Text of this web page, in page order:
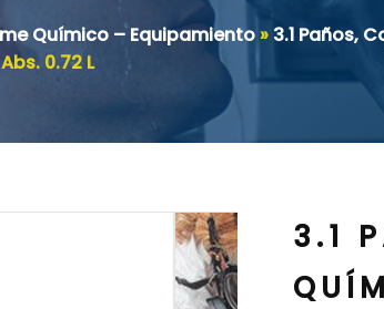
Químico – Equipamiento» 3.1 Paños,
0.72 L
3.1